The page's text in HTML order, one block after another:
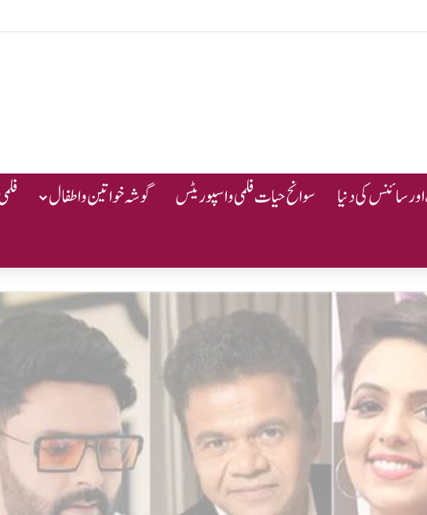
سائنس کی دنیا سوانح حیات فلمی و اسپوریٹس گوشہ خواتین و اطفال